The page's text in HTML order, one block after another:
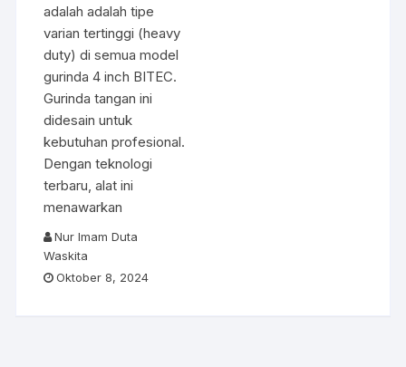
adalah adalah tipe
varian tertinggi (heavy
duty) di semua model
gurinda 4 inch BITEC.
Gurinda tangan ini
didesain untuk
kebutuhan profesional.
Dengan teknologi
terbaru, alat ini
menawarkan
Nur Imam Duta
Waskita
Oktober 8, 2024